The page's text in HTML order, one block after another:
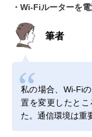
・Wi-Fiルーターを
筆者
私の場合、Wi-Fi
置を変更したと
た。通信環境は重